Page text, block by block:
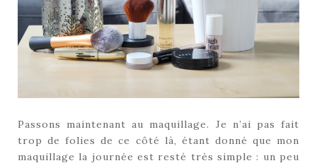
Passons maintenant au maquillage. Je n’ai pas fait
trop de folies de ce côté là, étant donné que mon
maquillage la journée est resté très simple : un peu